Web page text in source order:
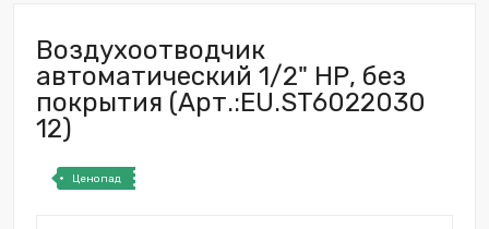
Воздухоотводчик
автоматический 1/2" НР, без
покрытия (Арт.:EU.ST6022030
12)
Ценопад